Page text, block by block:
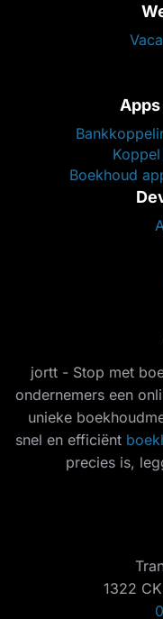
Boekhoud
jortt - Stop met
ondernemers een
unieke
snel en efficiënt
precies is,
1322